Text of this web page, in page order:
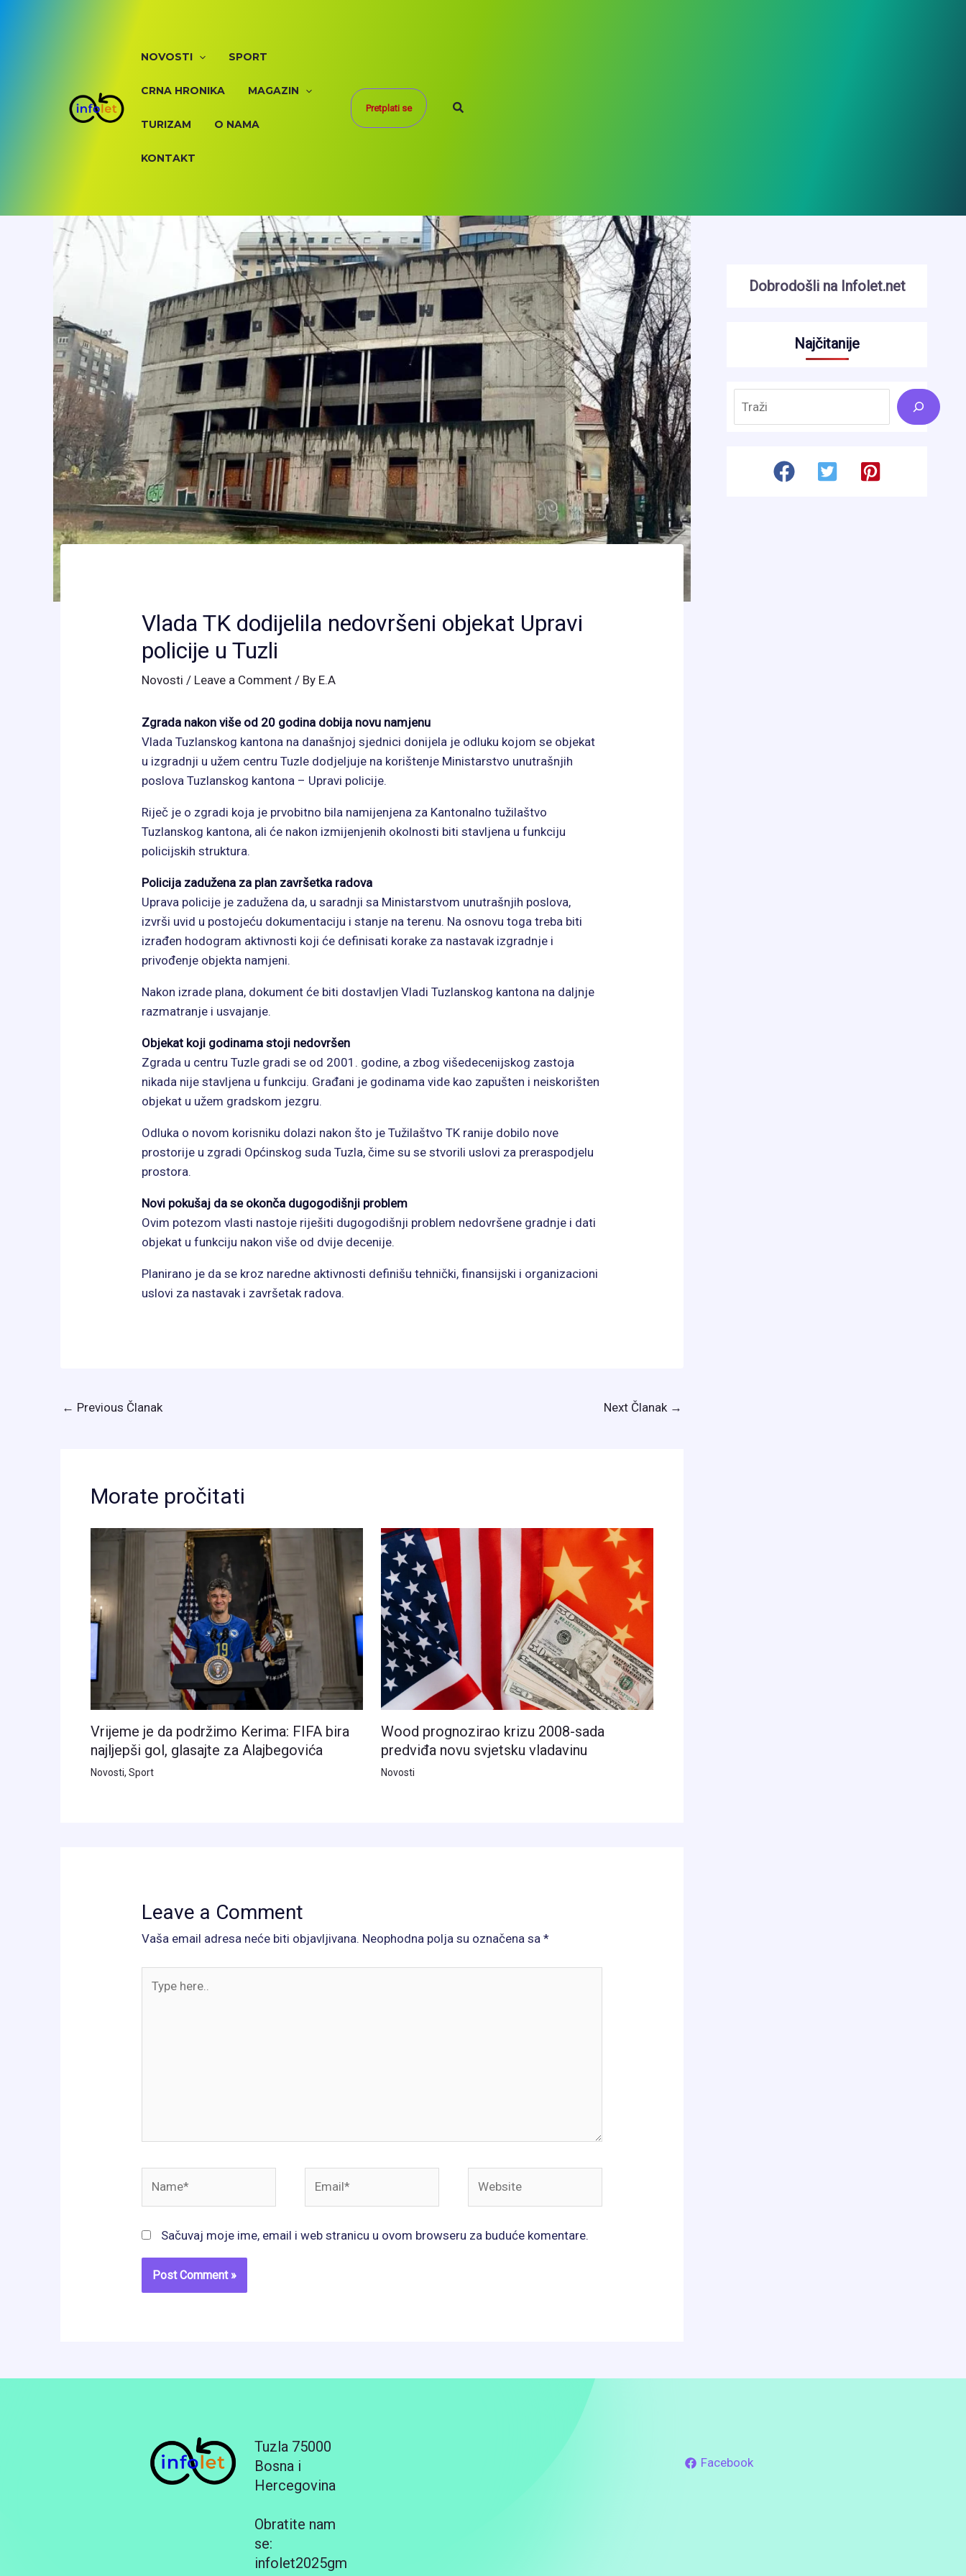
NOVOSTI SPORT
CRNA HRONIKA MAGAZIN
TURIZAM O NAMA
KONTAKT
Pretplati se Search
Vlada TK dodijelila nedovršeni objekat Upravi
policije u Tuzli
Novosti / Leave a Comment / By E.A
Zgrada nakon više od 20 godina dobija novu namjenu
Vlada Tuzlanskog kantona na današnjoj sjednici donijela je odluku kojom se objekat
u izgradnji u užem centru Tuzle dodjeljuje na korištenje Ministarstvo unutrašnjih
poslova Tuzlanskog kantona – Upravi policije.
Riječ je o zgradi koja je prvobitno bila namijenjena za Kantonalno tužilaštvo
Tuzlanskog kantona, ali će nakon izmijenjenih okolnosti biti stavljena u funkciju
policijskih struktura.
Policija zadužena za plan završetka radova
Uprava policije je zadužena da, u saradnji sa Ministarstvom unutrašnjih poslova,
izvrši uvid u postojeću dokumentaciju i stanje na terenu. Na osnovu toga treba biti
izrađen hodogram aktivnosti koji će definisati korake za nastavak izgradnje i
privođenje objekta namjeni.
Nakon izrade plana, dokument će biti dostavljen Vladi Tuzlanskog kantona na daljnje
razmatranje i usvajanje.
Objekat koji godinama stoji nedovršen
Zgrada u centru Tuzle gradi se od 2001. godine, a zbog višedecenijskog zastoja
nikada nije stavljena u funkciju. Građani je godinama vide kao zapušten i neiskorišten
objekat u užem gradskom jezgru.
Odluka o novom korisniku dolazi nakon što je Tužilaštvo TK ranije dobilo nove
prostorije u zgradi Općinskog suda Tuzla, čime su se stvorili uslovi za preraspodjelu
prostora.
Novi pokušaj da se okonča dugogodišnji problem
Ovim potezom vlasti nastoje riješiti dugogodišnji problem nedovršene gradnje i dati
objekat u funkciju nakon više od dvije decenije.
Planirano je da se kroz naredne aktivnosti definišu tehnički, finansijski i organizacioni
uslovi za nastavak i završetak radova.
← Previous Članak Next Članak →
Morate pročitati
Vrijeme je da podržimo Kerima: FIFA bira
najljepši gol, glasajte za Alajbegovića
Novosti,Sport
Wood prognozirao krizu 2008-sada
predviđa novu svjetsku vladavinu
Novosti
Leave a Comment
Vaša email adresa neće biti objavljivana. Neophodna polja su označena sa *
here..
Sačuvaj moje ime, email i web stranicu u ovom browseru za buduće komentare.
Dobrodošli na Infolet.net
Najčitanije
Search
Tuzla 75000
Bosna i
Hercegovina
Obratite nam
se:
infolet2025gm
Facebook